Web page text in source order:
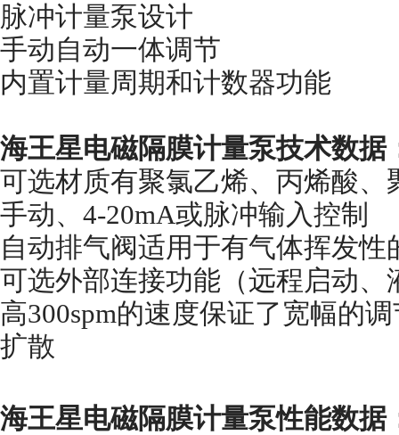
脉冲计量泵设计
手动自动一体调节
内置计量周期和计数器功能
海王星电磁隔膜计量泵技术数据
可选材质有聚氯乙烯、丙烯酸、
手动、4-20mA或脉冲输入控制
自动排气阀适用于有气体挥发性
可选外部连接功能（远程启动、
高300spm的速度保证了宽幅的
扩散
海王星电磁隔膜计量泵性能数据